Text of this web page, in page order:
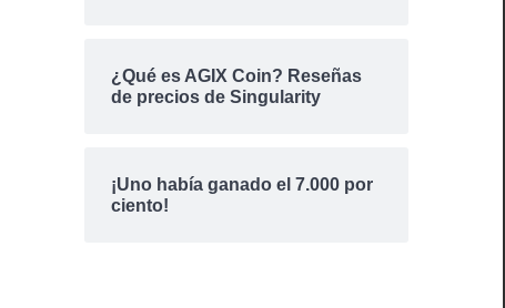
¿Qué es AGIX Coin? Reseñas
de precios de Singularity
¡Uno había ganado el 7.000 por
ciento!